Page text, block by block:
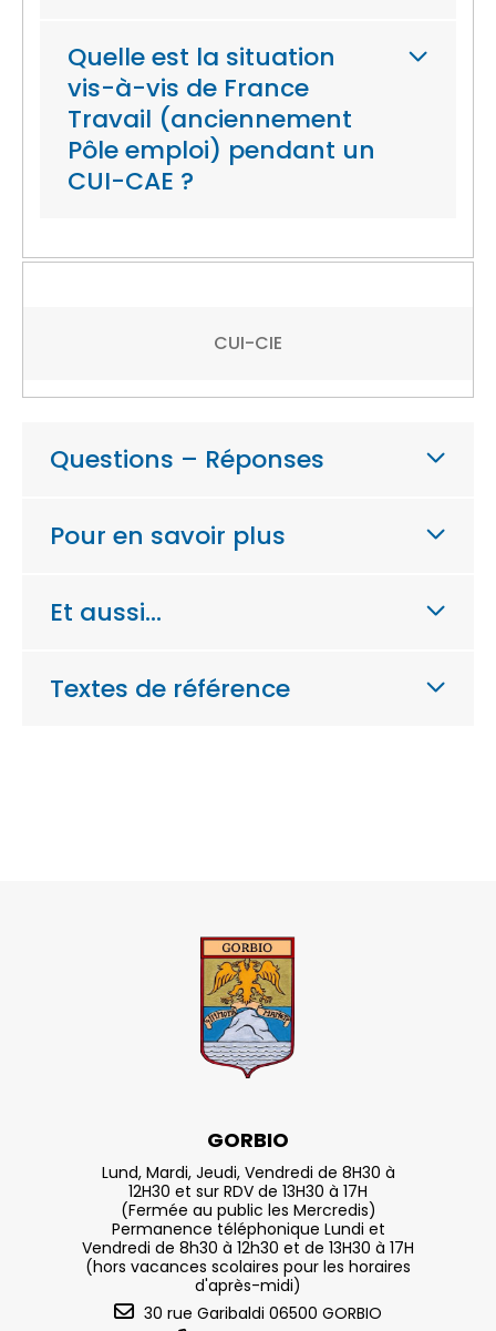
Quelle est la situation
vis-à-vis de France
Travail (anciennement
Pôle emploi) pendant un
CUI-CAE ?
CUI-CIE
Questions – Réponses
Pour en savoir plus
Et aussi…
Textes de référence
GORBIO
Lund, Mardi, Jeudi, Vendredi de 8H30 à
12H30 et sur RDV de 13H30 à 17H
(Fermée au public les Mercredis)
Permanence téléphonique Lundi et
Vendredi de 8h30 à 12h30 et de 13H30 à 17H
(hors vacances scolaires pour les horaires
d'après-midi)
30 rue Garibaldi 06500 GORBIO